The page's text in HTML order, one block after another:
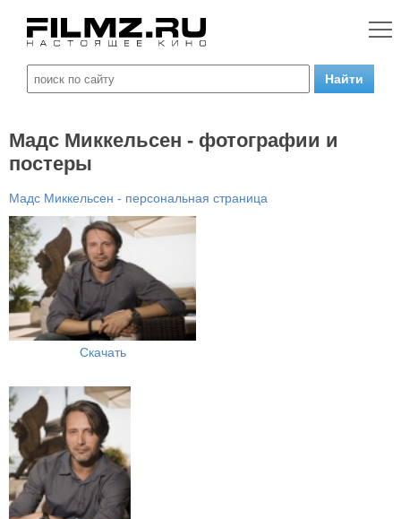
Мадс Миккельсен - фотографии и
постеры
Мадс Миккельсен - персональная страница
Скачать